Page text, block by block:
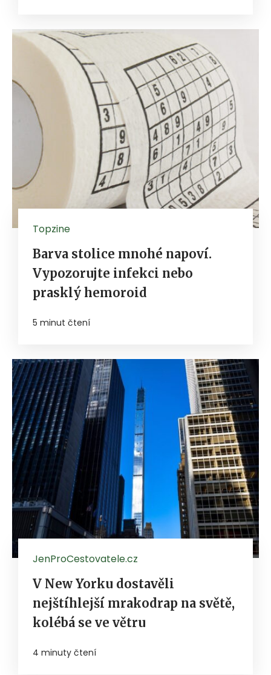
Topzine
Barva stolice mnohé napoví.
Vypozorujte infekci nebo
prasklý hemoroid
5 minut čtení
JenProCestovatele.cz
V New Yorku dostavěli
nejštíhlejší mrakodrap na světě,
kolébá se ve větru
4 minuty čtení